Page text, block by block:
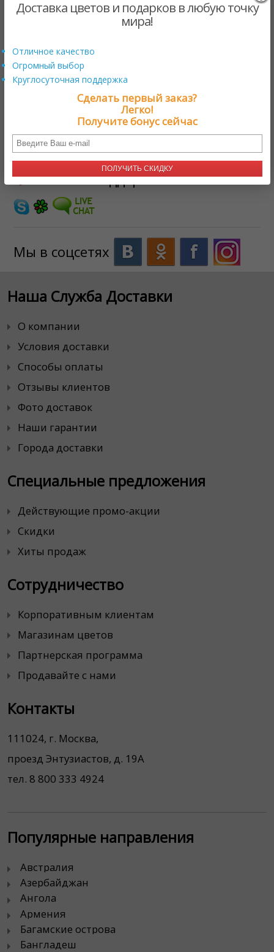
ЗАГРУЗКА
Нужна помощь? +17579800222
Онлайн поддержка
Мы в соцсетях
Наша Служба Доставки
О компании
Условия доставки
Способы оплаты
Отзывы клиентов
Фото доставок
Наши гарантии
Города доставки
Специальные предложения
Действующие промо-акции
Скидки
Хиты продаж
Сотрудничество
Корпоративным клиентам
Магазинам цветов
Партнерская программа
Продавайте с нами
Контакты
111024, г. Москва,
проезд Энтузиастов, д. 19А
тел. 8 800 333 4924
Популярные направления
Австралия
Азербайджан
Ангола
Армения
Багамские острова
Бангладеш
Доставка цветов и подарков в любую точку
мира!
Отличное качество
Огромный выбор
Круглосуточная поддержка
Сделать первый заказ?
Легко!
Получите бонус сейчас
ПОЛУЧИТЬ СКИДКУ